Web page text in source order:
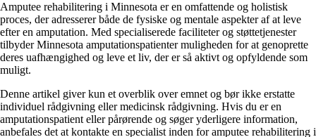
Amputee rehabilitering i Minnesota er en omfattende og holistisk
proces, der adresserer både de fysiske og mentale aspekter af at leve
efter en amputation. Med specialiserede faciliteter og støttetjenester
tilbyder Minnesota amputationspatienter muligheden for at genoprette
deres uafhængighed og leve et liv, der er så aktivt og opfyldende som
muligt.
Denne artikel giver kun et overblik over emnet og bør ikke erstatte
individuel rådgivning eller medicinsk rådgivning. Hvis du er en
amputationspatient eller pårørende og søger yderligere information,
anbefales det at kontakte en specialist inden for amputee rehabilitering i